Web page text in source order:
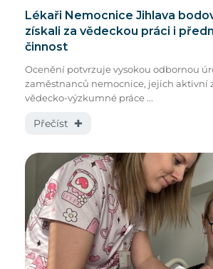
Lékaři Nemocnice Jihlava
získali za vědeckou práci i
činnost
Ocenění potvrzuje vysokou odbornou
zaměstnanců nemocnice, jejich aktivní
vědecko-výzkumné práce ...
Přečíst ✚